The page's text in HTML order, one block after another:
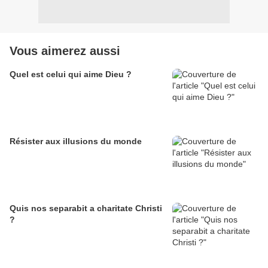
Vous aimerez aussi
Quel est celui qui aime Dieu ?
Résister aux illusions du monde
Quis nos separabit a charitate Christi
?